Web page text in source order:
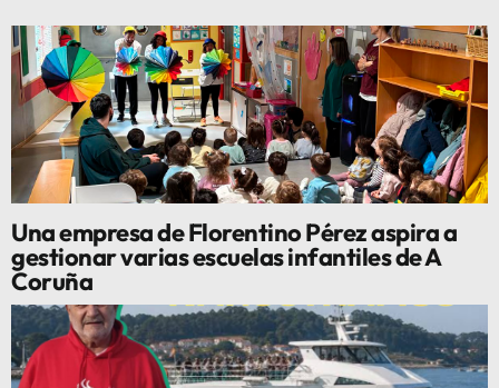
Una empresa de Florentino Pérez aspira a
gestionar varias escuelas infantiles de A
Coruña